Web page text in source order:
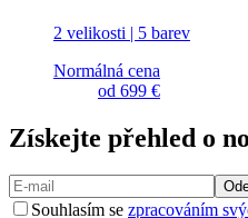
2 velikosti | 5 barev
Normálná cena
od 699 €
Získejte přehled o
Souhlasím se zpracováním